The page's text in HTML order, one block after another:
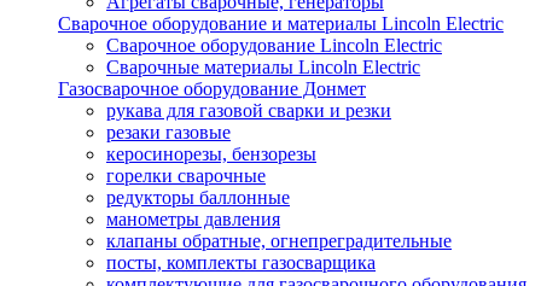
Сварочное оборудование и материалы Lincoln Electric
Сварочное оборудование Lincoln Electric
Сварочные материалы Lincoln Electric
Газосварочное оборудование Донмет
рукава для газовой сварки и резки
резаки газовые
керосинорезы, бензорезы
горелки сварочные
редукторы баллонные
манометры давления
клапаны обратные, огнепреградительные
посты, комплекты газосварщика